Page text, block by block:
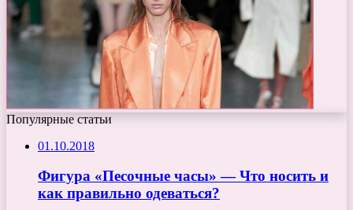
Популярные статьи
01.10.2018
Фигура «Песочные часы» — Что носить и
как правильно одеваться?